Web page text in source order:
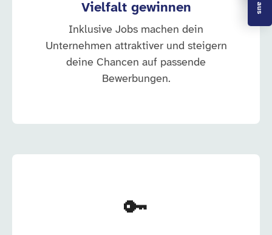
Vielfalt gewinnen
Inklusive Jobs machen dein
Unternehmen attraktiver und steigern
deine Chancen auf passende
Bewerbungen.
🔑